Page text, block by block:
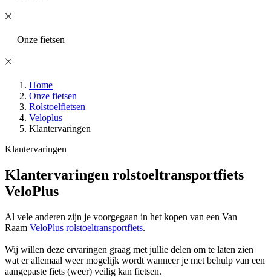
Onze fietsen
Home
Onze fietsen
Rolstoelfietsen
Veloplus
Klantervaringen
Klantervaringen
Klantervaringen rolstoeltransportfiets
VeloPlus
Al vele anderen zijn je voorgegaan in het kopen van een Van
Raam VeloPlus rolstoeltransportfiets.
Wij willen deze ervaringen graag met jullie delen om te laten zien
wat er allemaal weer mogelijk wordt wanneer je met behulp van een
aangepaste fiets (weer) veilig kan fietsen.